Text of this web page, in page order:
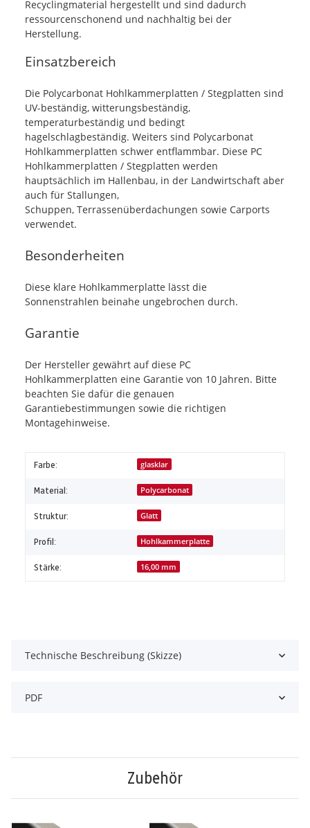
Recyclingmaterial hergestellt und sind dadurch
ressourcenschonend und nachhaltig bei der
Herstellung.
Einsatzbereich
Die Polycarbonat Hohlkammerplatten / Stegplatten sind
UV-beständig, witterungsbeständig,
temperaturbeständig und bedingt
hagelschlagbeständig. Weiters sind Polycarbonat
Hohlkammerplatten schwer entflammbar. Diese PC
Hohlkammerplatten / Stegplatten werden
hauptsächlich im Hallenbau, in der Landwirtschaft aber
auch für Stallungen,
Schuppen, Terrassenüberdachungen sowie Carports
verwendet.
Besonderheiten
Diese klare Hohlkammerplatte lässt die
Sonnenstrahlen beinahe ungebrochen durch.
Garantie
Der Hersteller gewährt auf diese PC
Hohlkammerplatten eine Garantie von 10 Jahren. Bitte
beachten Sie dafür die genauen
Garantiebestimmungen sowie die richtigen
Montagehinweise.
Farbe: glasklar
Material: Polycarbonat
Struktur: Glatt
Profil: Hohlkammerplatte
Stärke: 16,00 mm
Technische Beschreibung (Skizze)
PDF
Zubehör